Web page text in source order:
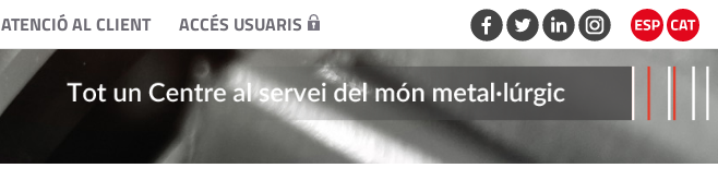
ATENCIÓ AL CLIENT ACCÉS USUARIS